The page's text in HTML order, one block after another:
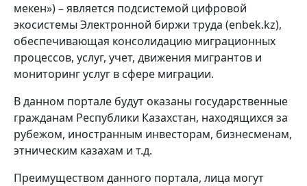
мекен») – является подсистемой цифровой
экосистемы Электронной биржи труда (enbek.kz),
обеспечивающая консолидацию миграционных
процессов, услуг, учет, движения мигрантов и
мониторинг услуг в сфере миграции.
В данном портале будут оказаны государственные
гражданам Республики Казахстан, находящихся за
рубежом, иностранным инвесторам, бизнесменам,
этническим казахам и т.д.
Преимуществом данного портала, лица могут